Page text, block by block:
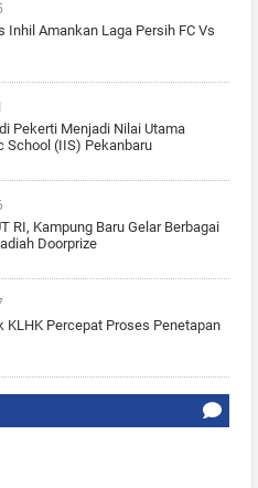
Inhil Amankan Laga Persih FC Vs
Pekerti Menjadi Nilai Utama
School (IIS) Pekanbaru
RI, Kampung Baru Gelar Berbagai
Doorprize
KLHK Percepat Proses Penetapan